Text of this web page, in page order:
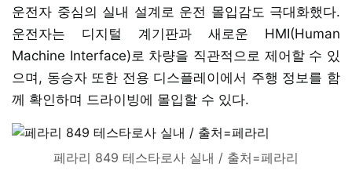
운전자 중심의 실내 설계로 운전 몰입감도 극대화했다.
운전자는 디지털 계기판과 새로운 HMI(Human
Machine Interface)로 차량을 직관적으로 제어할 수 있
으며, 동승자 또한 전용 디스플레이에서 주행 정보를 함
께 확인하며 드라이빙에 몰입할 수 있다.
페라리 849 테스타로사 실내 / 출처=페라리